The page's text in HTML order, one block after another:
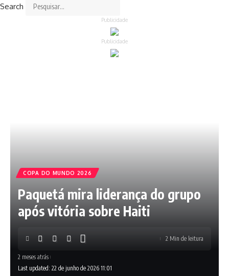
Search
Publicidade
Publicidade
COPA DO MUNDO 2026
Paquetá mira liderança do grupo
após vitória sobre Haiti
Last updated: 22 de junho de 2026 11:01
2 meses atrás
2 Min de leitura